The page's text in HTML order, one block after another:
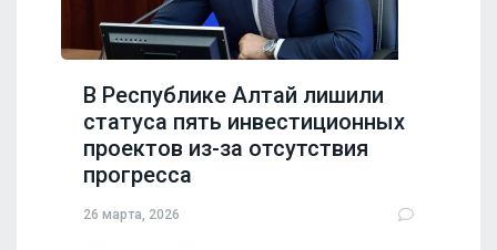
В Республике Алтай лишили
статуса пять инвестиционных
проектов из-за отсутствия
прогресса
26 марта, 2026